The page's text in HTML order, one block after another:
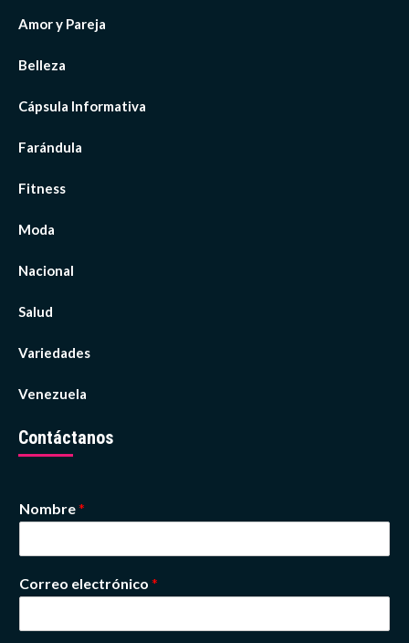
Amor y Pareja
Belleza
Cápsula Informativa
Farándula
Fitness
Moda
Nacional
Salud
Variedades
Venezuela
Contáctanos
Nombre*
Correo electrónico *